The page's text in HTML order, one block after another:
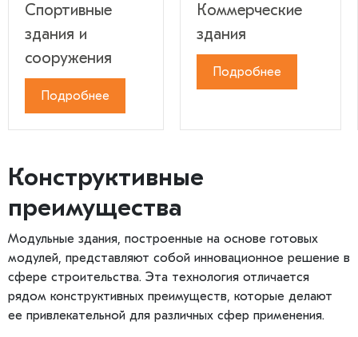
Спортивные
здания и
сооружения
Подробнее
Коммерческие
здания
Подробнее
Конструктивные
преимущества
Модульные здания, построенные на основе готовых
модулей, представляют собой инновационное решение в
сфере строительства. Эта технология отличается
рядом конструктивных преимуществ, которые делают
ее привлекательной для различных сфер применения.